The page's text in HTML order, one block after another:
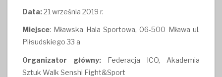
Data:21 września 2019 r.
Miejsce: Mławska Hala Sportowa, 06-500 Mława ul.
Piłsudskiego 33 a
Organizator główny: Federacja ICO, Akademia
Sztuk Walk Senshi Fight&Sport